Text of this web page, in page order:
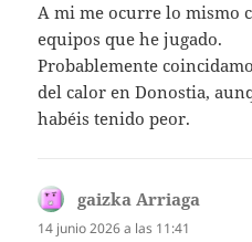
A mi me ocurre lo mismo
equipos que he jugado.
Probablemente
del calor en Donostia,
habéis tenido peor.
gaizka Arriaga
14 junio 2026 a las 11:41